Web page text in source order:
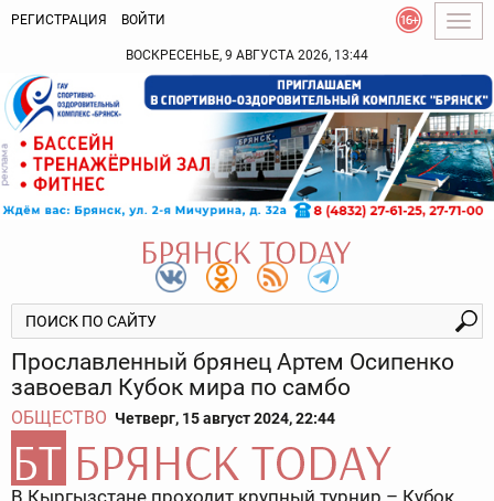
РЕГИСТРАЦИЯ ВОЙТИ
ВОСКРЕСЕНЬЕ, 9 АВГУСТА 2026, 13:44
Прославленный брянец Артем Осипенко
завоевал Кубок мира по самбо
ОБЩЕСТВО Четверг, 15 август 2024, 22:44